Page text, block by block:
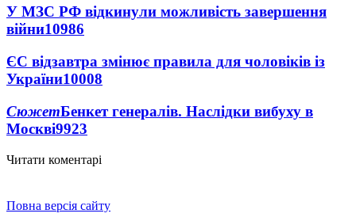
У МЗС РФ відкинули можливість завершення
війни10986
ЄС відзавтра змінює правила для чоловіків із
України10008
СюжетБенкет генералів. Наслідки вибуху в
Москві9923
Читати коментарі
Повна версія сайту